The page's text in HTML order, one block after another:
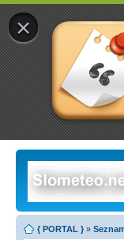
×
{ PORTAL } »